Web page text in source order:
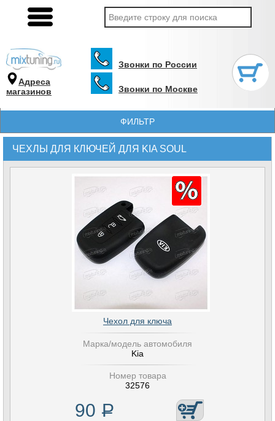
Адреса
магазинов
Звонки по России
Звонки по Москве
ФИЛЬТР
ЧЕХЛЫ ДЛЯ КЛЮЧЕЙ ДЛЯ KIA SOUL
Чехол для ключа
Марка/модель автомобиля
Kia
Номер товара
32576
90 Р